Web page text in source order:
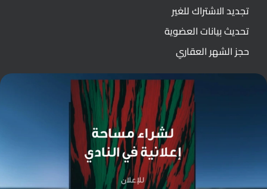
تجديد الاشتراك للغير
تحديث بيانات العضوية
حجز الشهر العقاري